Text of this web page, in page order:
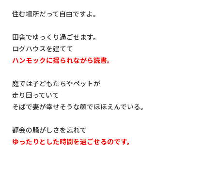
住む場所だって自由ですよ。
田舎でゆっくり過ごせます。
ログハウスを建てて
ハンモックに揺られながら読書。
庭では子どもたちやペットが
走り回っていて
そばで妻が幸せそうな顔でほほえんでいる。
都会の騒がしさを忘れて
ゆったりとした時間を過ごせるのです。